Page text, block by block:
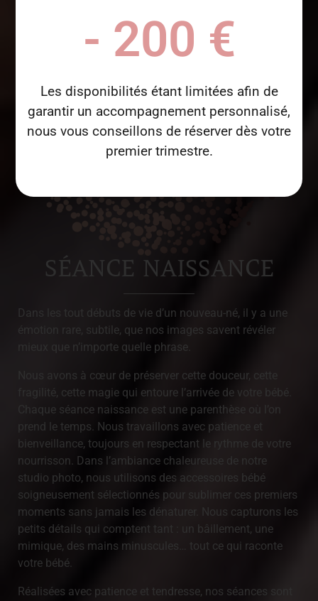
SÉANCE NAISSANCE
Dans les tout débuts de vie d’un nouveau-né, il y a une
émotion rare, subtile, que nos images savent révéler
mieux que n’importe quelle phrase.
Nous avons à cœur de préserver cette douceur, cette
fragilité, cette magie qui entoure l’arrivée de votre bébé.
Chaque séance naissance est une parenthèse où l’on
prend le temps. Nous travaillons avec patience et
bienveillance, toujours en respectant le rythme de votre
nourrisson. Dans l’ambiance chaleureuse de notre
studio photo, nous utilisons des accessoires bébé
soigneusement sélectionnés pour sublimer ces premiers
moments sans jamais les dénaturer. Nous capturons les
petits détails qui comptent tant : un bâillement, une
mimique, des mains minuscules… tout ce qui raconte
votre bébé.
Réalisées avec patience et tendresse, nos séances sont
- 200 €
Les disponibilités étant limitées afin de
garantir un accompagnement personnalisé,
nous vous conseillons de réserver dès votre
premier trimestre.